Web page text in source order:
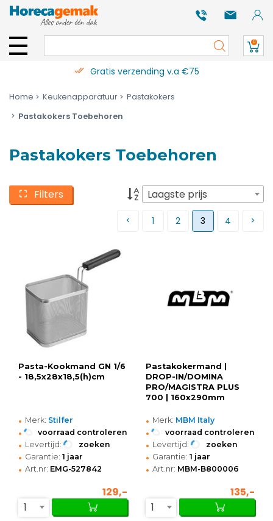
0
Gratis verzending v.a €75
Home Keukenapparatuur
Pastakokers
Pastakokers Toebehoren
Pastakokers Toebehoren
Filters Laagste prijs
1 2 3 4
Pasta-Kookmand GN 1/6
- 18,5x28x18,5(h)cm
• Merk: Stilfer
• voorraad controleren
• Levertijd: zoeken
• Garantie: 1 jaar
• Art.nr: EMG-527842
129,-
1
Pastakokermand |
DROP-IN/DOMINA
PRO/MAGISTRA PLUS
700 | 160x290mm
• Merk: MBM Italy
• voorraad controleren
• Levertijd: zoeken
• Garantie: 1 jaar
• Art.nr: MBM-B800006
135,-
1